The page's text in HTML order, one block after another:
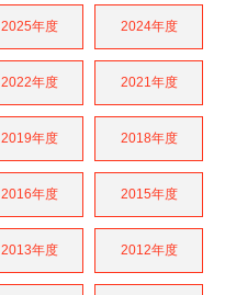
2025年度 2024年度
2022年度 2021年度
2019年度 2018年度
2016年度 2015年度
2013年度 2012年度